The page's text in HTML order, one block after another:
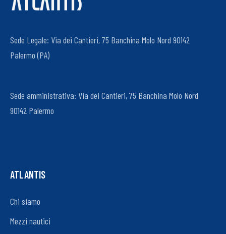
Sede Legale: Via dei Cantieri, 75 Banchina Molo Nord 90142
Palermo (PA)
Sede amministrativa: Via dei Cantieri, 75 Banchina Molo Nord
90142 Palermo
ATLANTIS
Chi siamo
Mezzi nautici